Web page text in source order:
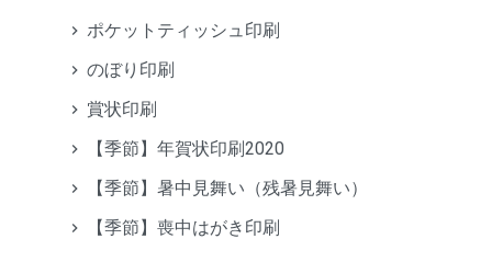
ポケットティッシュ印刷
のぼり印刷
賞状印刷
【季節】年賀状印刷2020
【季節】暑中見舞い（残暑見舞い）
【季節】喪中はがき印刷